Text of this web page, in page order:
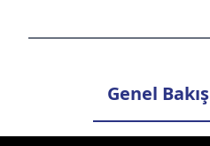
Genel Bakış